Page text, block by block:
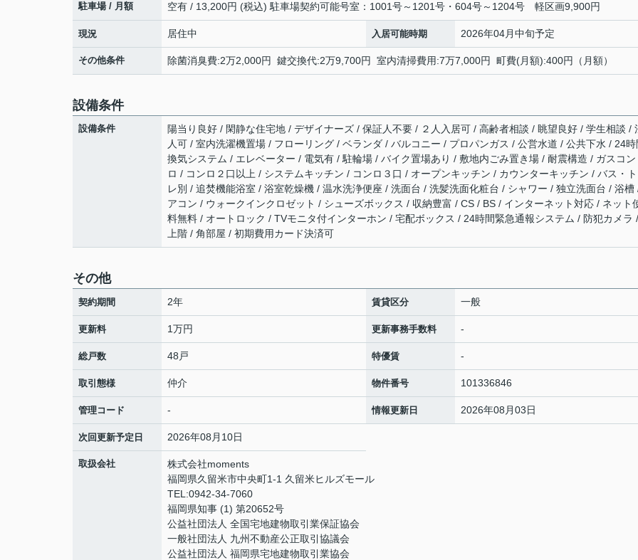
駐車場 / 月額 空有 / 13,200円 (税込) 駐車場契約可能号室：1001号～1201号・604号～1204号 軽区画9,900円
現況 居住中 入居可能時期 2026年04月中旬予定
その他条件 除菌消臭費:2万2,000円 鍵交換代:2万9,700円 室内清掃費用:7万7,000円 町費(月額):400円（月額）
設備条件
設備条件
陽当り良好 / 閑静な住宅地 / デザイナーズ / 保証人不要 / ２人入居可 / 高齢者相談 / 眺望良好 / 学生相談 /
人可 / 室内洗濯機置場 / フローリング / ベランダ / バルコニー / プロパンガス / 公営水道 / 公共下水 / 24時
換気システム / エレベーター / 電気有 / 駐輪場 / バイク置場あり / 敷地内ごみ置き場 / 耐震構造 / ガスコン
ロ / コンロ２口以上 / システムキッチン / コンロ３口 / オープンキッチン / カウンターキッチン / バス・ト
レ別 / 追焚機能浴室 / 浴室乾燥機 / 温水洗浄便座 / 洗面台 / 洗髪洗面化粧台 / シャワー / 独立洗面台 / 浴槽
アコン / ウォークインクロゼット / シューズボックス / 収納豊富 / CS / BS / インターネット対応 / ネット
料無料 / オートロック / TVモニタ付インターホン / 宅配ボックス / 24時間緊急通報システム / 防犯カメラ
上階 / 角部屋 / 初期費用カード決済可
その他
契約期間 2年 賃貸区分 一般
更新料 1万円 更新事務手数料 -
総戸数 48戸 特優賃 -
取引態様 仲介 物件番号 101336846
管理コード - 情報更新日 2026年08月03日
次回更新予定日 2026年08月10日
取扱会社
株式会社moments
福岡県久留米市中央町1-1 久留米ヒルズモール
TEL:0942-34-7060
福岡県知事 (1) 第20652号
公益社団法人 全国宅地建物取引業保証協会
一般社団法人 九州不動産公正取引協議会
公益社団法人 福岡県宅地建物取引業協会